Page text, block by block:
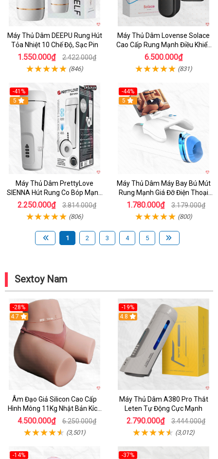
Máy Thủ Dâm DEEPU Rung Hút
Tỏa Nhiệt 10 Chế Độ, Sạc Pin
1.550.000₫ 2.422.000₫
(846)
Máy Thủ Dâm Lovense Solace
Cao Cấp Rung Mạnh Điều Khiển
App
6.500.000₫
(831)
-41%
Hot
5
Máy Thủ Dâm PrettyLove
SIENNA Hút Rung Co Bóp Mạnh
Mẽ Nam
2.250.000₫ 3.814.000₫
(806)
-44%
Hot
5
Máy Thủ Dâm Máy Bay Bú Mút
Rung Mạnh Giá Đỡ Điện Thoại
Chính Hãng
1.780.000₫ 3.179.000₫
(800)
1 2 3 4 5
Sextoy Nam
-28%
4.7
Âm Đạo Giả Silicon Cao Cấp
Hình Mông 11Kg Nhật Bản Kích
Thước Như Thật
4.500.000₫ 6.250.000₫
(3,501)
-19%
Hot
4.8
Máy Thủ Dâm A380 Pro Thắt
Leten Tự Động Cực Mạnh
2.790.000₫ 3.444.000₫
(3,012)
-14%
-37%